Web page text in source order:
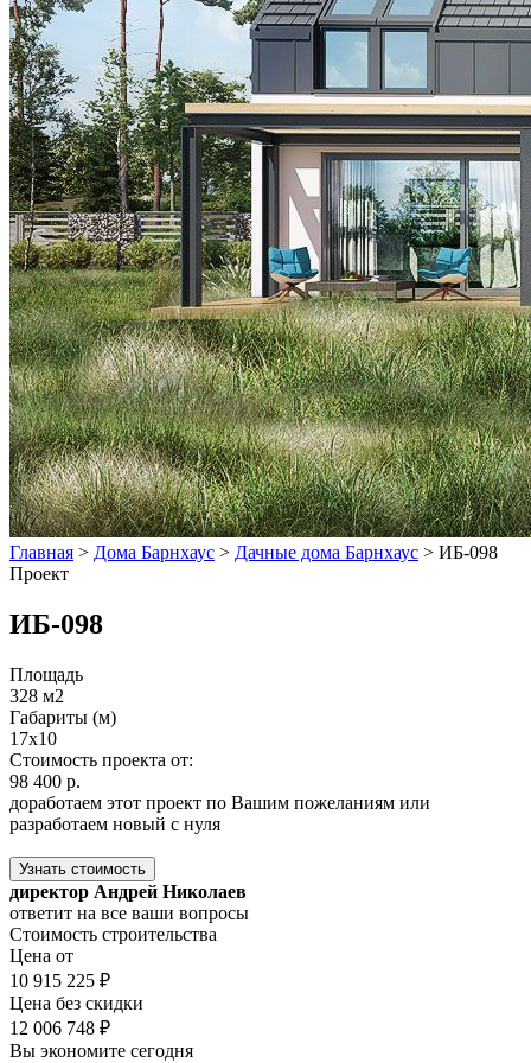
Главная > Дома Барнхаус > Дачные дома Барнхаус > ИБ-098
Проект
ИБ-098
Площадь
328 м2
Габариты (м)
17х10
Стоимость проекта от:
98 400 р.
доработаем этот проект по Вашим пожеланиям или
разработаем новый с нуля
Узнать стоимость
директор Андрей Николаев
ответит на все ваши вопросы
Стоимость строительства
Цена от
10 915 225 ₽
Цена без скидки
12 006 748 ₽
Вы экономите сегодня